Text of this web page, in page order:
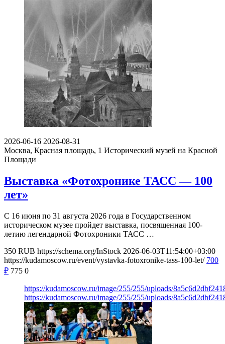
2026-06-16 2026-08-31
Москва, Красная площадь, 1 Исторический музей на Красной
Площади
Выставка «Фотохронике ТАСС — 100
лет»
С 16 июня по 31 августа 2026 года в Государственном
историческом музее пройдет выставка, посвященная 100-
летию легендарной Фотохроники ТАСС …
350 RUB https://schema.org/InStock 2026-06-03T11:54:00+03:00
https://kudamoscow.ru/event/vystavka-fotoxronike-tass-100-let/ 700
₽ 775 0
https://kudamoscow.ru/image/255/255/uploads/
https://kudamoscow.ru/image/255/255/uploads/